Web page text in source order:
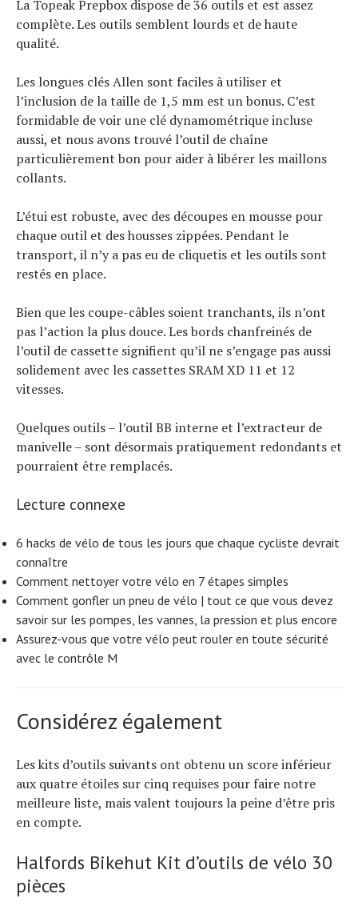
La Topeak Prepbox dispose de 36 outils et est assez
complète. Les outils semblent lourds et de haute
qualité.
Les longues clés Allen sont faciles à utiliser et
l’inclusion de la taille de 1,5 mm est un bonus. C’est
formidable de voir une clé dynamométrique incluse
aussi, et nous avons trouvé l’outil de chaîne
particulièrement bon pour aider à libérer les maillons
collants.
L’étui est robuste, avec des découpes en mousse pour
chaque outil et des housses zippées. Pendant le
transport, il n’y a pas eu de cliquetis et les outils sont
restés en place.
Bien que les coupe-câbles soient tranchants, ils n’ont
pas l’action la plus douce. Les bords chanfreinés de
l’outil de cassette signifient qu’il ne s’engage pas aussi
solidement avec les cassettes SRAM XD 11 et 12
vitesses.
Quelques outils – l’outil BB interne et l’extracteur de
manivelle – sont désormais pratiquement redondants et
pourraient être remplacés.
Lecture connexe
6 hacks de vélo de tous les jours que chaque cycliste devrait
connaître
Comment nettoyer votre vélo en 7 étapes simples
Comment gonfler un pneu de vélo | tout ce que vous devez
savoir sur les pompes, les vannes, la pression et plus encore
Assurez-vous que votre vélo peut rouler en toute sécurité
avec le contrôle M
Considérez également
Les kits d’outils suivants ont obtenu un score inférieur
aux quatre étoiles sur cinq requises pour faire notre
meilleure liste, mais valent toujours la peine d’être pris
en compte.
Halfords Bikehut Kit d’outils de vélo 30
pièces